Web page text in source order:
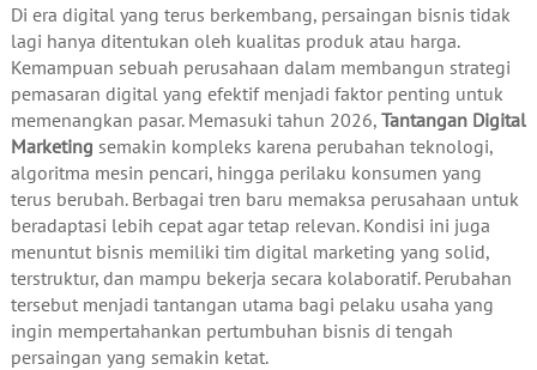
Di era digital yang terus berkembang, persaingan bisnis tidak
lagi hanya ditentukan oleh kualitas produk atau harga.
Kemampuan sebuah perusahaan dalam membangun strategi
pemasaran digital yang efektif menjadi faktor penting untuk
memenangkan pasar. Memasuki tahun 2026, Tantangan Digital
Marketing semakin kompleks karena perubahan teknologi,
algoritma mesin pencari, hingga perilaku konsumen yang
terus berubah. Berbagai tren baru memaksa perusahaan untuk
beradaptasi lebih cepat agar tetap relevan. Kondisi ini juga
menuntut bisnis memiliki tim digital marketing yang solid,
terstruktur, dan mampu bekerja secara kolaboratif. Perubahan
tersebut menjadi tantangan utama bagi pelaku usaha yang
ingin mempertahankan pertumbuhan bisnis di tengah
persaingan yang semakin ketat.